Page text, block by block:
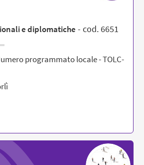
e diplomatiche - cod. 6651
programmato locale - TOLC-